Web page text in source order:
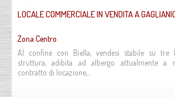
LOCALE COMMERCIALE IN VENDITA A
Zona Centro
Al confine con Biella, vendesi stabile su tre
struttura, adibita ad albergo attualmente a
contratto di locazione,...